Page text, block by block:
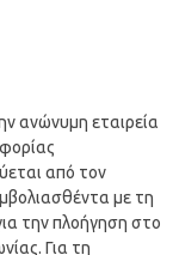
ανώνυμη εταιρεία
από τον
με τη
την πλοήγηση στο
Για τη